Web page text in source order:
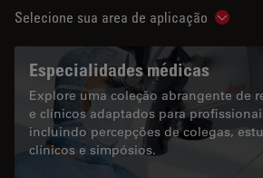
Selecione sua area de aplicação Show
Especialidades médicas
Explore uma coleção abrangente de
e clínicos adaptados para
incluindo percepções de colegas,
clínicos e simpósios.